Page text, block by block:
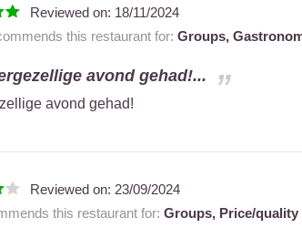
Reviewed on: 18/11/2024
this restaurant for: Groups,
avond gehad!...
avond gehad!
Reviewed on: 23/09/2024
this restaurant for: Groups, Price/quality